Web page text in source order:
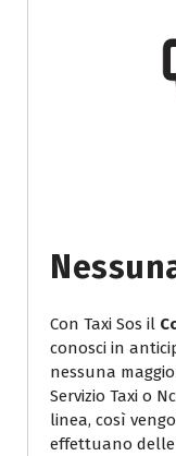
Con Taxi Sos il
conosci in
nessuna
Servizio Taxi o
linea, così
effettuano